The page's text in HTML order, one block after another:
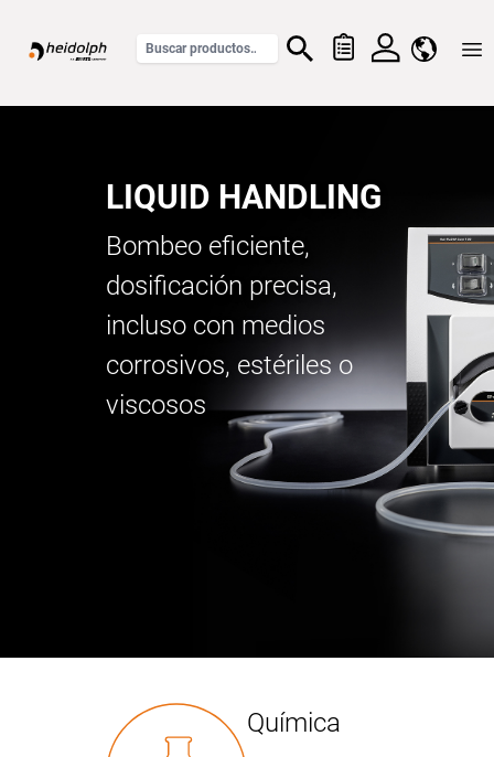
LIQUID HANDLING
Bombeo eficiente,
dosificación precisa,
incluso con medios
corrosivos, estériles o
viscosos
Química